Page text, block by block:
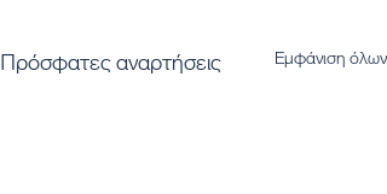
Πρόσφατες αναρτήσεις Εμφάνιση όλων